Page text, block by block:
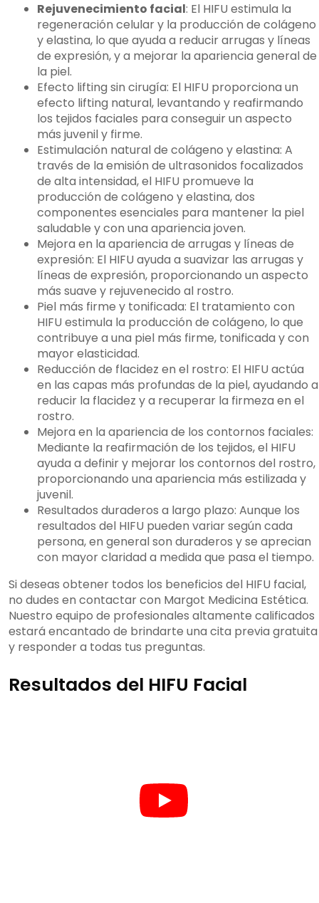
Rejuvenecimiento facial: El HIFU estimula la
regeneración celular y la producción de colágeno
y elastina, lo que ayuda a reducir arrugas y líneas
de expresión, y a mejorar la apariencia general de
la piel.
Efecto lifting sin cirugía: El HIFU proporciona un
efecto lifting natural, levantando y reafirmando
los tejidos faciales para conseguir un aspecto
más juvenil y firme.
Estimulación natural de colágeno y elastina: A
través de la emisión de ultrasonidos focalizados
de alta intensidad, el HIFU promueve la
producción de colágeno y elastina, dos
componentes esenciales para mantener la piel
saludable y con una apariencia joven.
Mejora en la apariencia de arrugas y líneas de
expresión: El HIFU ayuda a suavizar las arrugas y
líneas de expresión, proporcionando un aspecto
más suave y rejuvenecido al rostro.
Piel más firme y tonificada: El tratamiento con
HIFU estimula la producción de colágeno, lo que
contribuye a una piel más firme, tonificada y con
mayor elasticidad.
Reducción de flacidez en el rostro: El HIFU actúa
en las capas más profundas de la piel, ayudando a
reducir la flacidez y a recuperar la firmeza en el
rostro.
Mejora en la apariencia de los contornos faciales:
Mediante la reafirmación de los tejidos, el HIFU
ayuda a definir y mejorar los contornos del rostro,
proporcionando una apariencia más estilizada y
juvenil.
Resultados duraderos a largo plazo: Aunque los
resultados del HIFU pueden variar según cada
persona, en general son duraderos y se aprecian
con mayor claridad a medida que pasa el tiempo.
Si deseas obtener todos los beneficios del HIFU facial,
no dudes en contactar con Margot Medicina Estética.
Nuestro equipo de profesionales altamente calificados
estará encantado de brindarte una cita previa gratuita
y responder a todas tus preguntas.
Resultados del HIFU Facial